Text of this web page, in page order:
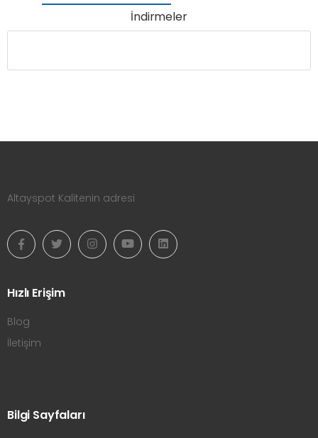
İndirmeler
Altayspot Kalitenin adresi
Hızlı Erişim
Blog
İletişim
Bilgi Sayfaları